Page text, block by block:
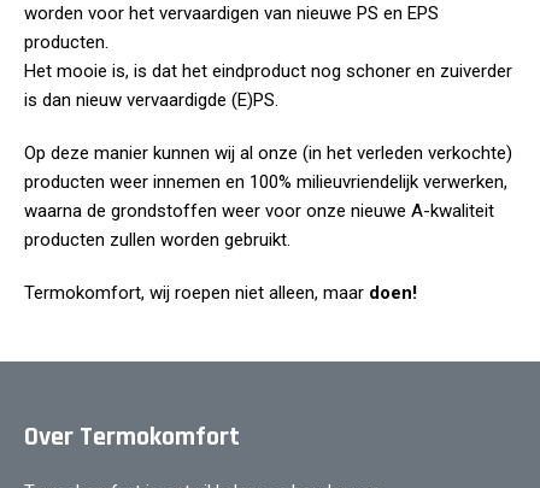
worden voor het vervaardigen van nieuwe PS en EPS
producten.
Het mooie is, is dat het eindproduct nog schoner en zuiverder
is dan nieuw vervaardigde (E)PS.
Op deze manier kunnen wij al onze (in het verleden verkochte)
producten weer innemen en 100% milieuvriendelijk verwerken,
waarna de grondstoffen weer voor onze nieuwe A-kwaliteit
producten zullen worden gebruikt.
Termokomfort, wij roepen niet alleen, maar doen!
Over Termokomfort